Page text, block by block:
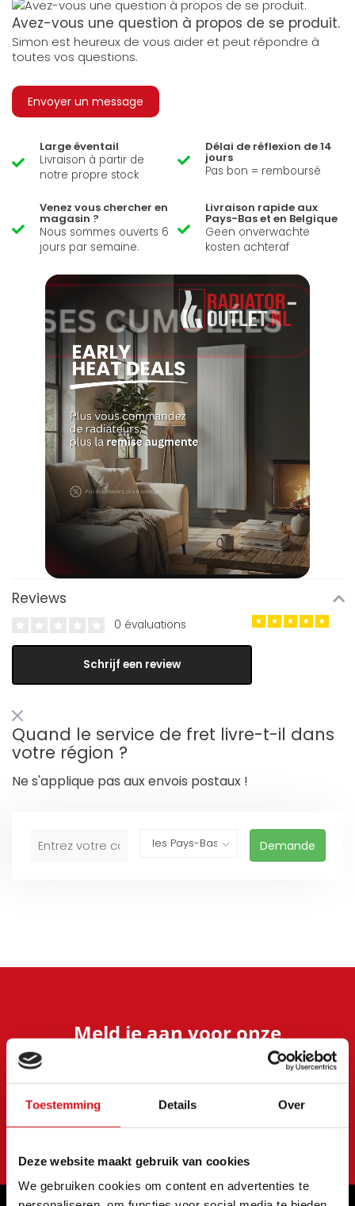
Toestemming Details Over
Deze website maakt gebruik van cookies
We gebruiken cookies om content en advertenties te
Avez-vous une question à propos de se produit.
Simon est heureux de vous aider et peut répondre à
toutes vos questions.
Envoyer un message
Large éventail
Livraison à partir de
notre propre stock
Délai de réflexion de 14
jours
Pas bon = remboursé
Venez vous chercher en
magasin ?
Nous sommes ouverts 6
jours par semaine.
Livraison rapide aux
Pays-Bas et en Belgique
Geen onverwachte
kosten achteraf
Reviews
0 évaluations
Schrijf een review
Quand le service de fret livre-t-il dans
votre région ?
Ne s'applique pas aux envois postaux !
Demande
Meld je aan voor onze
Blijf op de hoogte van onze laatste acties en
S'abonner